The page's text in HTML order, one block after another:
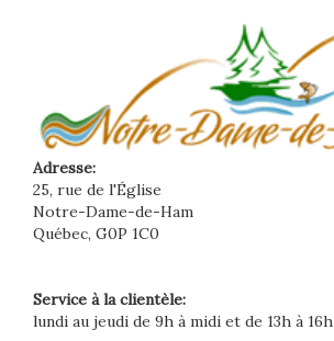
Adresse:
25, rue de l'Église
Notre-Dame-de-Ham
Québec, G0P 1C0
Service à la clientèle:
lundi au jeudi de 9h à midi et de 13h à 16h